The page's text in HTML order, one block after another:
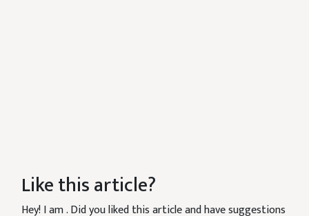
Like this article?
Hey! I am. Did you liked this article and have suggestions